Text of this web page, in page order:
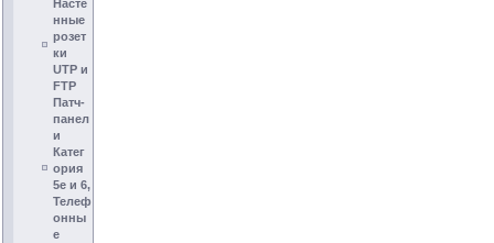
Насте
нные
розет
ки
UTP и
FTP
Патч-
панел
и
Катег
ория
5e и 6,
Телеф
онны
е